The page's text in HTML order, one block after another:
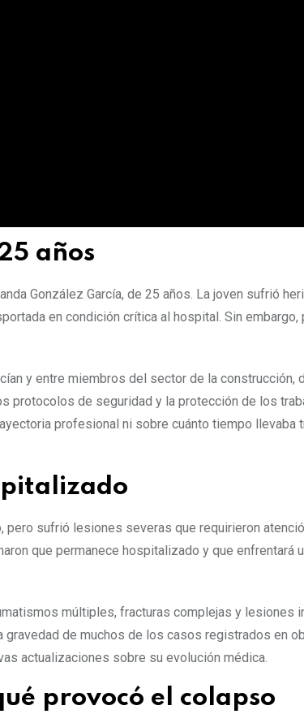
años
González García, de 25 años. La joven sufrió
en condición crítica al hospital. Sin embargo,
y entre miembros del sector de la construcción,
protocolos de seguridad y la protección de los
profesional ni sobre cuánto tiempo llevaba
sufrió lesiones severas que requirieron
que permanece hospitalizado y que enfrentará
múltiples, fracturas complejas y lesiones
de muchos de los casos registrados en
actualizaciones sobre su evolución médica.
provocó el colapso